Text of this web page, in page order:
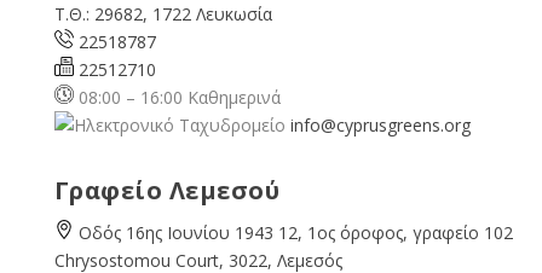
Τ.Θ.: 29682, 1722 Λευκωσία
22518787
22512710
08:00 – 16:00 Καθημερινά
info@cyprusgreens.org
Γραφείο Λεμεσού
Οδός 16ης Ιουνίου 1943 12, 1ος όροφος, γραφείο 102
Chrysostomou Court, 3022, Λεμεσός